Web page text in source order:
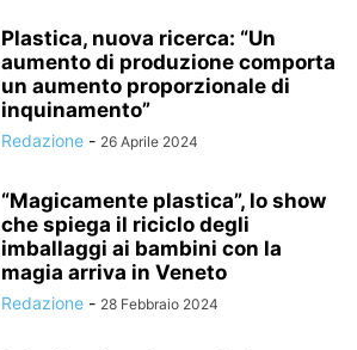
Plastica, nuova ricerca: “Un
aumento di produzione comporta
un aumento proporzionale di
inquinamento”
Redazione - 26 Aprile 2024
“Magicamente plastica”, lo show
che spiega il riciclo degli
imballaggi ai bambini con la
magia arriva in Veneto
Redazione - 28 Febbraio 2024